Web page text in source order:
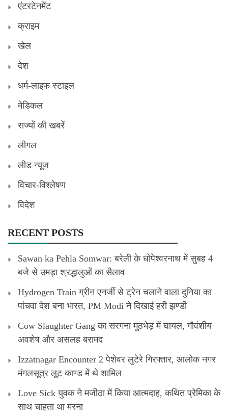
एंटरटेनमेंट
क्राइम
खेल
देश
धर्म-लाइफ स्टाइल
मेडिकल
राज्यों की खबरें
लीगल
लीड न्यूज
विचार-विश्लेषण
विदेश
RECENT POSTS
Sawan ka Pehla Somwar: बरेली के धोपेश्वरनाथ में सुबह 4
बजे से उमड़ा श्रद्धालुओं का सैलाव
Hydrogen Train ग्रीन एनर्जी से ट्रेन चलाने वाला दुनिया का
पांचवा देश बना भारत, PM Modi ने दिखाई हरी झण्डी
Cow Slaughter Gang का सरगना मुठभेड़ में घायल, गौवंशीय
अवशेष और असलह बरामद
Izzatnagar Encounter 2 पेशेवर लुटेरे गिरफ्तार, आलोक नगर
मंगलसूत्र लूट काण्‍ड में थे शामिल
Love Sick युवक ने मजीठा में किया आत्मदाह, कथित प्रेमिका के
साथ चाहता था मरना